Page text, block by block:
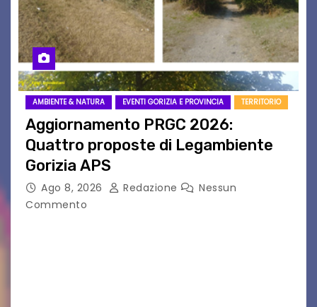
AMBIENTE & NATURA EVENTI GORIZIA E PROVINCIA TERRITORIO
Aggiornamento PRGC 2026:
Quattro proposte di Legambiente
Gorizia APS
Ago 8, 2026 Redazione
Nessun
Commento